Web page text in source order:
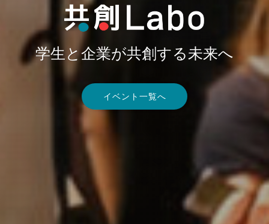
学生と企業が共創する未来へ
イベント一覧へ
学生と企業が共創する未来へ
イベント一覧へ
学生と企業が共創する未来へ
イベント一覧へ
学生と企業が共創する未来へ
イベント一覧へ
イベント一覧へ
イベント一覧へ
イベント一覧へ